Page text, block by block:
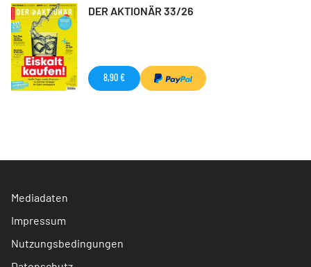
DER AKTIONÄR 33/26
8,90 €
Mediadaten
Impressum
Nutzungsbedingungen